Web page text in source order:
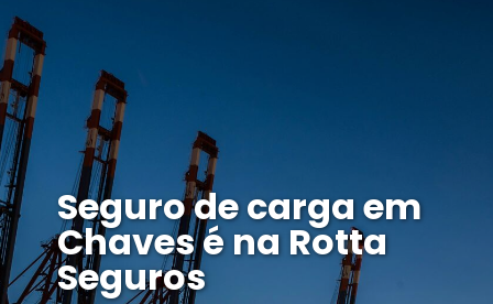
Seguro de carga em
Chaves é na Rotta
Seguros